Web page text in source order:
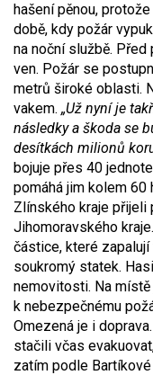
hašení pěnou,
době, kdy požár
na noční službě.
ven. Požár se
metrů široké oblasti.
vakem. „Už nyní je
následky a škoda se
desítkách milionů
bojuje přes 40
pomáhá jim kolem
Zlínského kraje přijeli
Jihomoravského
částice, které
soukromý statek.
nemovitosti. Na
k nebezpečnému
Omezená je i
stačili včas
zatím podle Bartíkové